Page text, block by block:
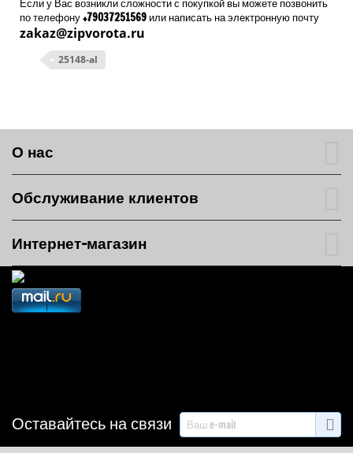
Если у Вас возникли сложности с покупкой вы можете позвонить
по телефону+79037251569или написать на электронную почту
zakaz@zipvorota.ru
25148-al
О нас
Обслуживание клиентов
Интернет-магазин
Оставайтесь на связи